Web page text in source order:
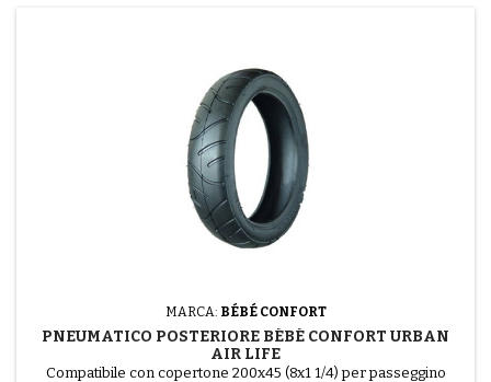
MARCA: BÉBÉ CONFORT
PNEUMATICO POSTERIORE BÉBÉ CONFORT URBAN
AIR LIFE
Compatibile con copertone 200x45 (8x1 1/4) per passeggino